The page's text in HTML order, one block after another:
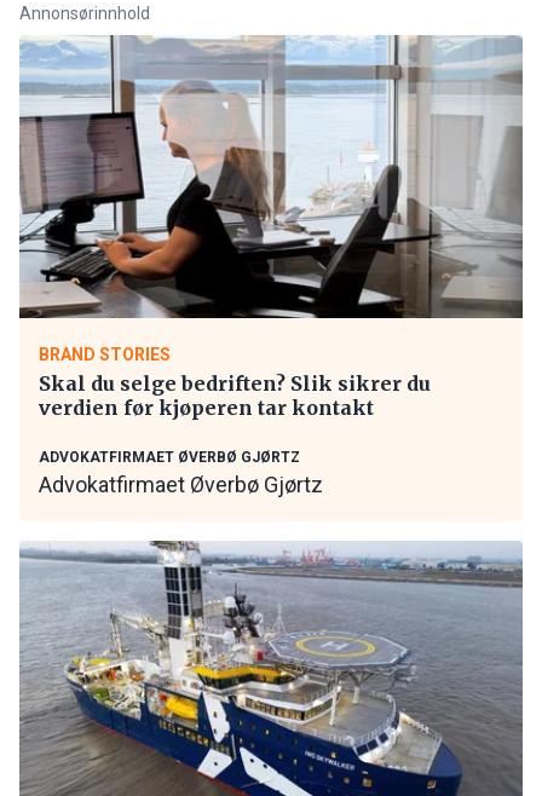
Annonsørinnhold
BRAND STORIES
Skal du selge bedriften? Slik sikrer du
verdien før kjøperen tar kontakt
ADVOKATFIRMAET ØVERBØ GJØRTZ
Advokatfirmaet Øverbø Gjørtz